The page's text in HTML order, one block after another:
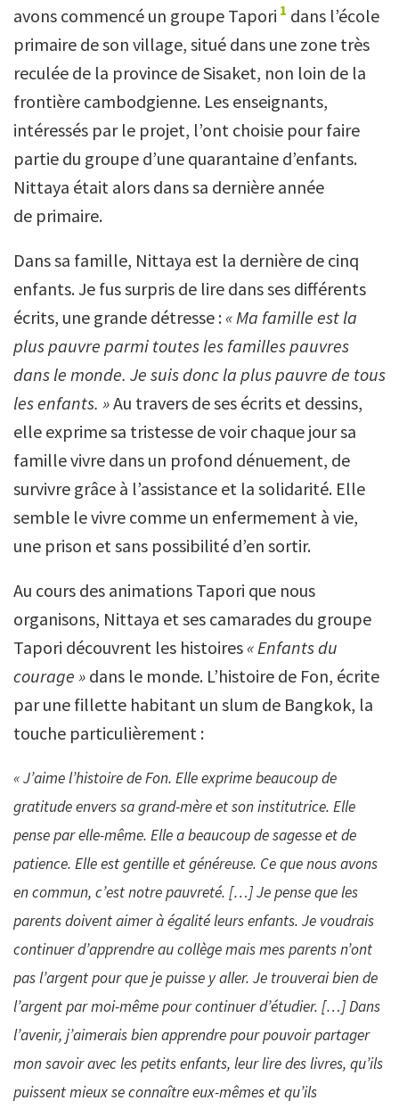
avons commencé un groupe Tapori 1 dans l’école
primaire de son village, situé dans une zone très
reculée de la province de Sisaket, non loin de la
frontière cambodgienne. Les enseignants,
intéressés par le projet, l’ont choisie pour faire
partie du groupe d’une quarantaine d’enfants.
Nittaya était alors dans sa dernière année
de primaire.
Dans sa famille, Nittaya est la dernière de cinq
enfants. Je fus surpris de lire dans ses différents
écrits, une grande détresse : « Ma famille est la
plus pauvre parmi toutes les familles pauvres
dans le monde. Je suis donc la plus pauvre de tous
les enfants. »Au travers de ses écrits et dessins,
elle exprime sa tristesse de voir chaque jour sa
famille vivre dans un profond dénuement, de
survivre grâce à l’assistance et la solidarité. Elle
semble le vivre comme un enfermement à vie,
une prison et sans possibilité d’en sortir.
Au cours des animations Tapori que nous
organisons, Nittaya et ses camarades du groupe
Tapori découvrent les histoires « Enfants du
courage » dans le monde. L’histoire de Fon, écrite
par une fillette habitant un slum de Bangkok, la
touche particulièrement :
« J’aime l’histoire de Fon. Elle exprime beaucoup de
gratitude envers sa grand-mère et son institutrice. Elle
pense par elle-même. Elle a beaucoup de sagesse et de
patience. Elle est gentille et généreuse. Ce que nous avons
en commun, c’est notre pauvreté. […] Je pense que les
parents doivent aimer à égalité leurs enfants. Je voudrais
continuer d’apprendre au collège mais mes parents n’ont
pas l’argent pour que je puisse y aller. Je trouverai bien de
l’argent par moi-même pour continuer d’étudier. […] Dans
l’avenir, j’aimerais bien apprendre pour pouvoir partager
mon savoir avec les petits enfants, leur lire des livres, qu’ils
puissent mieux se connaître eux-mêmes et qu’ils